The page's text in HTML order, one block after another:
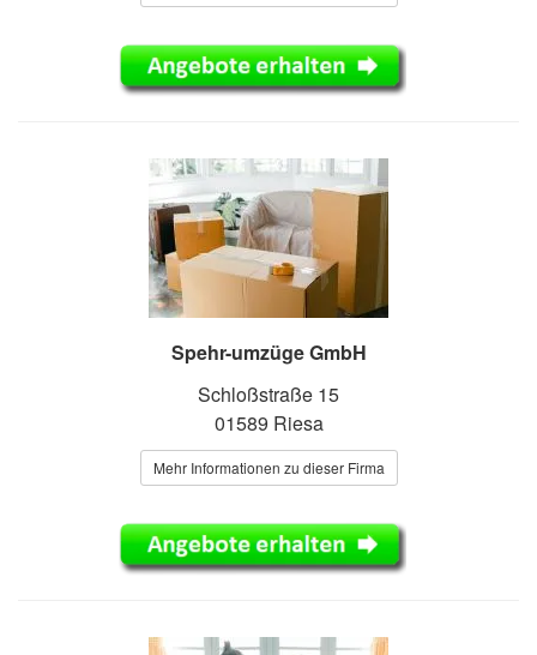
Spehr-umzüge GmbH
Schloßstraße 15
01589 Riesa
Mehr Informationen zu dieser Firma